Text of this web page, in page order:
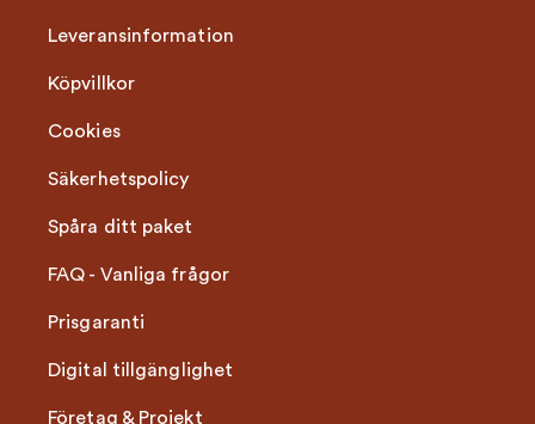
Leveransinformation
Köpvillkor
Cookies
Säkerhetspolicy
Spåra ditt paket
FAQ - Vanliga frågor
Prisgaranti
Digital tillgänglighet
Företag & Projekt